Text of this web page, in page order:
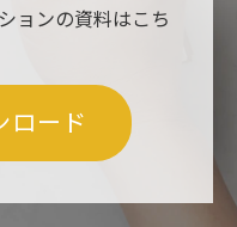
ョンの資料はこち
ロード